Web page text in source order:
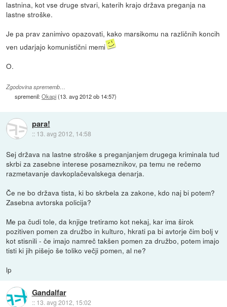
lastnina, kot vse druge stvari, katerih krajo država preganja na
lastne stroške.
Je pa prav zanimivo opazovati, kako marsikomu na različnih koncih
ven udarjajo komunistični memi
O.
Zgodovina sprememb…
spremenil:Okapi(13. avg 2012 ob 14:57)
para!
:: 13. avg 2012, 14:58
Sej država na lastne stroške s preganjanjem drugega kriminala tud
skrbi za zasebne interese posameznikov, pa temu ne rečemo
razmetavanje davkoplačevalskega denarja.
Če ne bo država tista, ki bo skrbela za zakone, kdo naj bi potem?
Zasebna avtorska policija?
Me pa čudi tole, da knjige tretiramo kot nekaj, kar ima širok
pozitiven pomen za družbo in kulturo, hkrati pa bi avtorje čim bolj v
kot stisnili - če imajo namreč takšen pomen za družbo, potem imajo
tisti ki jih pišejo še toliko večji pomen, al ne?
lp
Gandalfar
:: 13. avg 2012, 15:02